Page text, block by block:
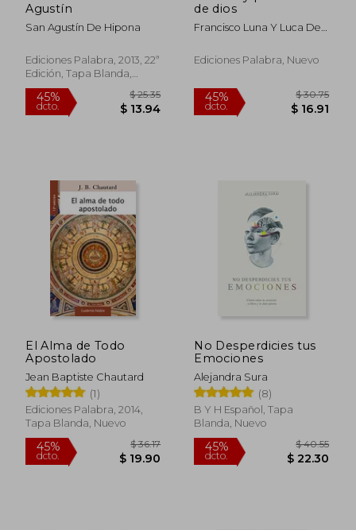
45%
dcto.
45%
dcto.
Agustín
San Agustín De Hipona
Ediciones Palabra, 2013, 22ª
Edición, Tapa Blanda,
Nuevo
de dios
Francisco Luna Y Luca De
Ediciones Palabra, Nuevo
El Alma de Todo
Apostolado
Jean Baptiste Chautard
(1)
Ediciones Palabra, 2014,
Tapa Blanda, Nuevo
No Desperdicies tus
Emociones
Alejandra Sura
(8)
B Y H Español, Tapa
Blanda, Nuevo